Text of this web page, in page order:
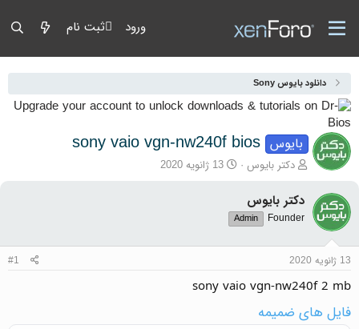
ورود ثبت نام
دانلود بایوس Sony
بایوس sony vaio vgn-nw240f bios
آغازگر گفتمان
دکتر بایوس تاریخ شروع
13 ژانویه 2020
دکتر بایوس
Founder
Admin
13 ژانویه 2020 #1
sony vaio vgn-nw240f 2 mb
فایل های ضمیمه